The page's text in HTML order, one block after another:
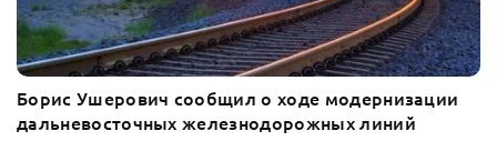
Борис Ушерович сообщил о ходе модернизации
дальневосточных железнодорожных линий